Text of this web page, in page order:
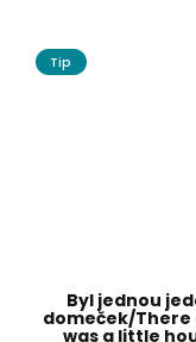
Tip
Byl jednou
domeček/There
was a little